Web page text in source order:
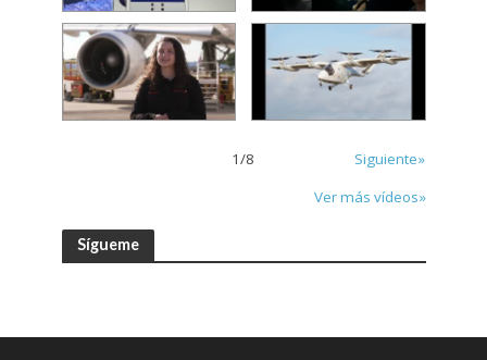
1/8
Siguiente»
Ver más vídeos»
Sígueme